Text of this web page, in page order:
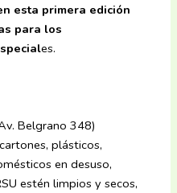
esta primera edición
para los
es.
Belgrano 348)
plásticos,
en desuso,
estén limpios y secos,